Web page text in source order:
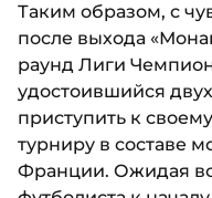
Таким образом, с
после выхода
раунд Лиги
удостоившийся
приступить к
турниру в составе
Франции. Ожидая